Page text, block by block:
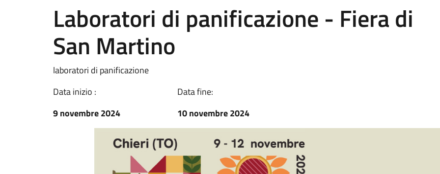
Laboratori di panificazione - Fiera di
San Martino
laboratori di panificazione
Data inizio :
9 novembre 2024
Data fine:
10 novembre 2024